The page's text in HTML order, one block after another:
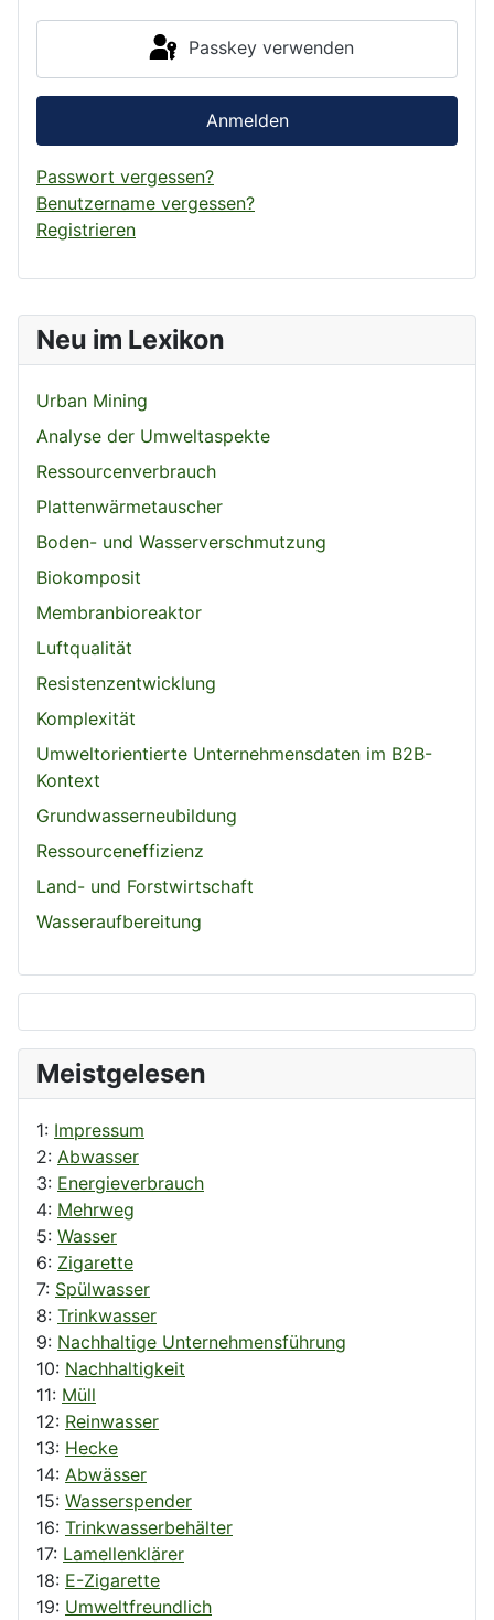
Neu im Lexikon
Urban Mining
Analyse der Umweltaspekte
Ressourcenverbrauch
Plattenwärmetauscher
Boden- und Wasserverschmutzung
Biokomposit
Membranbioreaktor
Luftqualität
Resistenzentwicklung
Komplexität
Umweltorientierte Unternehmensdaten im B2B-
Kontext
Grundwasserneubildung
Ressourceneffizienz
Land- und Forstwirtschaft
Wasseraufbereitung
Meistgelesen
1: Impressum
2: Abwasser
3: Energieverbrauch
4: Mehrweg
5: Wasser
6: Zigarette
7: Spülwasser
8: Trinkwasser
9: Nachhaltige Unternehmensführung
10: Nachhaltigkeit
11: Müll
12: Reinwasser
13: Hecke
14: Abwässer
15: Wasserspender
16: Trinkwasserbehälter
17: Lamellenklärer
18: E-Zigarette
19: Umweltfreundlich
Passkey verwenden
Anmelden
Passwort vergessen?
Benutzername vergessen?
Registrieren